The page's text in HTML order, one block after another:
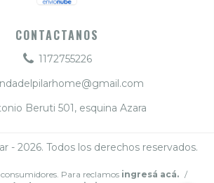
CONTACTANOS
1172755226
Beruti 501, esquina Azara
- 2026. Todos los derechos reservados.
consumidores. Para reclamos ingresá acá. /